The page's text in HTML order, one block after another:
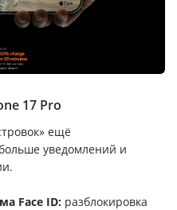
17 Pro
ещё
уведомлений и
Face ID: разблокировка